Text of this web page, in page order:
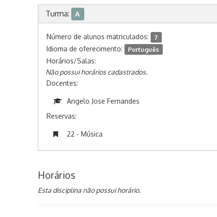
Turma: A
Número de alunos matriculados: 7
Idioma de oferecimento: Português
Horários/Salas:
Não possui horários cadastrados.
Docentes:
Angelo Jose Fernandes
Reservas:
22 - Música
Horários
Esta disciplina não possui horário.